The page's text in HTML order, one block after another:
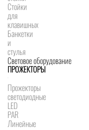
Стойки
для
клавишных
Банкетки
и
стулья
Световое оборудование
ПРОЖЕКТОРЫ
Прожекторы
светодиодные
LED
PAR
Линейные